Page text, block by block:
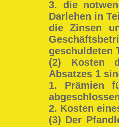
3. die
Darlehen in
die Zinsen
geschuldeten
(2) Kosten
Absatzes 1
1. Prämien
2. Kosten
(3) Der